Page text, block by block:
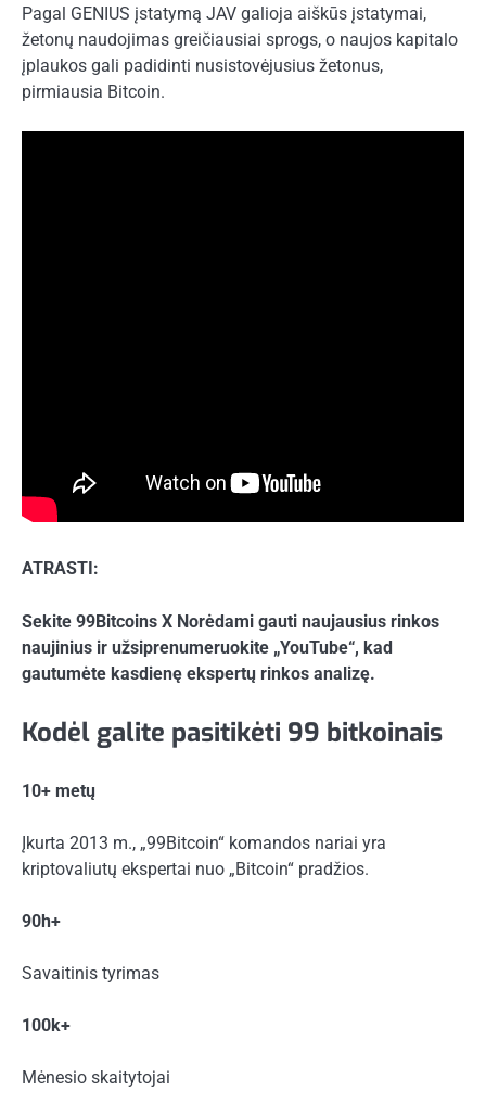
Pagal GENIUS įstatymą JAV galioja aiškūs įstatymai,
žetonų naudojimas greičiausiai sprogs, o naujos kapitalo
įplaukos gali padidinti nusistovėjusius žetonus,
pirmiausia Bitcoin.
ATRASTI:
Sekite 99Bitcoins X Norėdami gauti naujausius rinkos
naujinius ir užsiprenumeruokite „YouTube“, kad
gautumėte kasdienę ekspertų rinkos analizę.
Kodėl galite pasitikėti 99 bitkoinais
10+ metų
Įkurta 2013 m., „99Bitcoin“ komandos nariai yra
kriptovaliutų ekspertai nuo „Bitcoin“ pradžios.
90h+
Savaitinis tyrimas
100k+
Mėnesio skaitytojai